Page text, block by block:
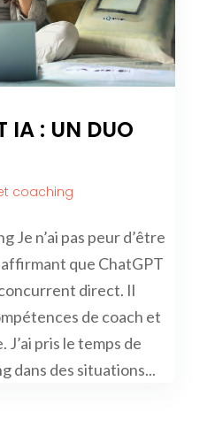
IA : UN DUO
coaching
Je n’ai pas peur d’être
que ChatGPT
direct. Il
de coach et
pris le temps de
dans des situations...